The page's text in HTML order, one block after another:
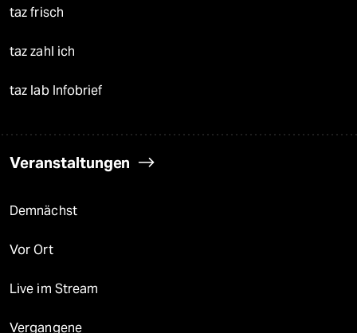
taz frisch
taz zahl ich
taz lab Infobrief
Veranstaltungen
Demnächst
Vor Ort
Live im Stream
Vergangene